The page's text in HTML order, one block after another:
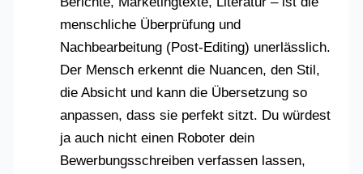
menschliche Überprüfung und
Nachbearbeitung (Post-Editing) unerlässlich.
Der Mensch erkennt die Nuancen, den Stil,
die Absicht und kann die Übersetzung so
anpassen, dass sie perfekt sitzt. Du würdest
ja auch nicht einen Roboter dein
Bewerbungsschreiben verfassen lassen,